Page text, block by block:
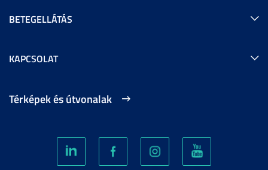
BETEGELLÁTÁS
KAPCSOLAT
Térképek és útvonalak